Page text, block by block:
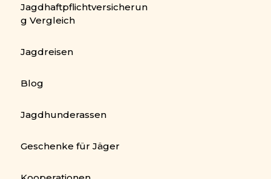
Jagdhaftpflichtversicherun
g Vergleich
Jagdreisen
Blog
Jagdhunderassen
Geschenke für Jäger